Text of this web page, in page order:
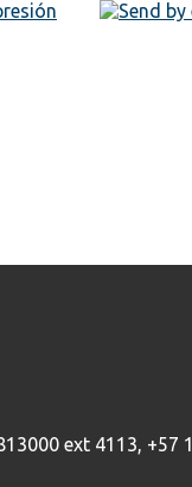
ext 4113, +57 1